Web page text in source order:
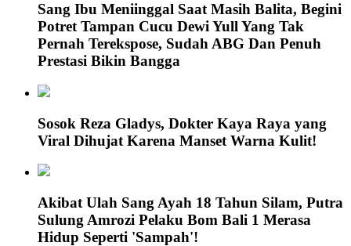
Sang Ibu Meniinggal Saat Masih Balita, Begini
Potret Tampan Cucu Dewi Yull Yang Tak
Pernah Terekspose, Sudah ABG Dan Penuh
Prestasi Bikin Bangga
Sosok Reza Gladys, Dokter Kaya Raya yang
Viral Dihujat Karena Manset Warna Kulit!
Akibat Ulah Sang Ayah 18 Tahun Silam, Putra
Sulung Amrozi Pelaku Bom Bali 1 Merasa
Hidup Seperti 'Sampah'!